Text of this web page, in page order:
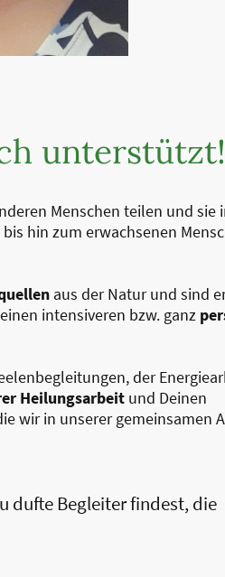
unterstützt!
Menschen teilen und sie
hin zum erwachsenen
aus der Natur und sind
intensiveren bzw. ganz
der
Heilungsarbeit und Deinen
wir in unserer gemeinsamen
dufte Begleiter findest, die